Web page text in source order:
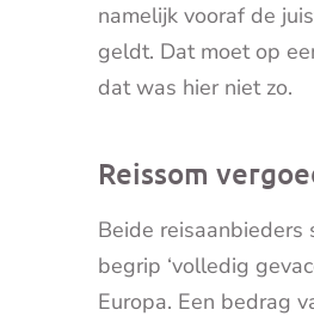
namelijk vooraf de
geldt. Dat moet op
dat was hier niet zo.
Reissom
Beide
begrip ‘volledig
Europa. Een bedrag